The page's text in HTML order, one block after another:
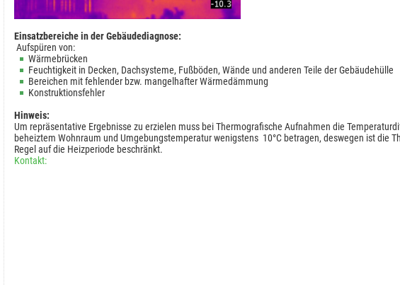
Einsatzbereiche in der Gebäudediagnose:
Aufspüren von:
Wärmebrücken
Feuchtigkeit in Decken, Dachsysteme, Fußböden, Wände und anderen Teile der Gebäudehülle
Bereichen mit fehlender bzw. mangelhafter Wärmedämmung
Konstruktionsfehler
Hinweis:
Um repräsentative Ergebnisse zu erzielen muss bei Thermografische Aufnahmen die
beheiztem Wohnraum und Umgebungstemperatur wenigstens 10°C betragen, deswegen ist die
Regel auf die Heizperiode beschränkt.
Kontakt: